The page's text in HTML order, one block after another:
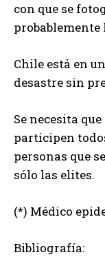
con que se
probablemente
Chile está en
desastre sin
Se necesita
participen
personas que
sólo las elites.
(*) Médico
Bibliografía: